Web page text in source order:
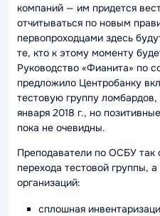
компаний — им придется
отчитываться по новым
первопроходцами здесь
те, кто к этому моменту
Руководство «Фианита» по
предложило Центробанку
тестовую группу
января 2018 г., но
пока не очевидны.
Преподаватели по ОСБУ так
перехода тестовой группы,
организаций:
сплошная